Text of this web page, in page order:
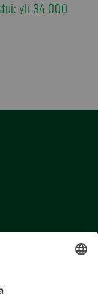
yli 34 000